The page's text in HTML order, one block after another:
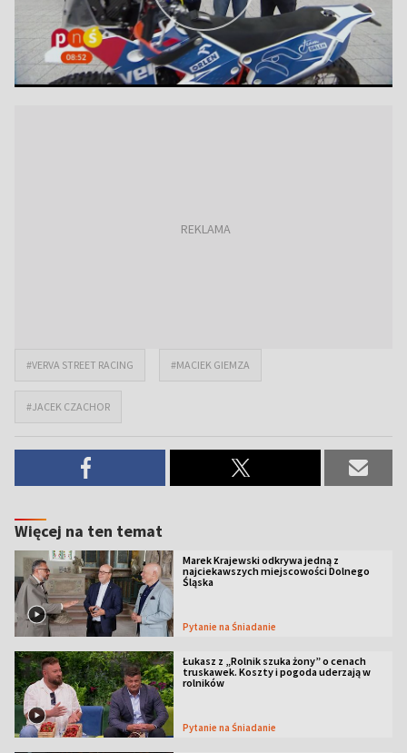
#VERVA STREET RACING #MACIEK GIEMZA
#JACEK CZACHOR
Więcej na ten temat
Marek Krajewski odkrywa jedną z
najciekawszych miejscowości Dolnego
Śląska
Pytanie na Śniadanie
Łukasz z „Rolnik szuka żony” o cenach
truskawek. Koszty i pogoda uderzają w
rolników
Pytanie na Śniadanie